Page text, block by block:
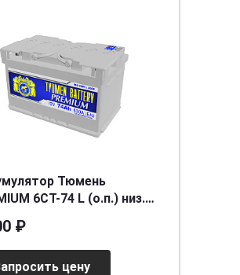
Тюмень
6CT-74 L (о.п.) низ.
₽
цену